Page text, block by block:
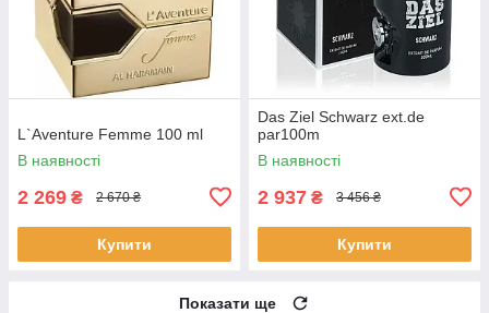
L`Aventure Femme 100 ml
В наявності
2 269 ₴ 2 670 ₴
Купити
Das Ziel Schwarz ext.de
par100m
В наявності
2 937 ₴ 3 456 ₴
Купити
Показати ще